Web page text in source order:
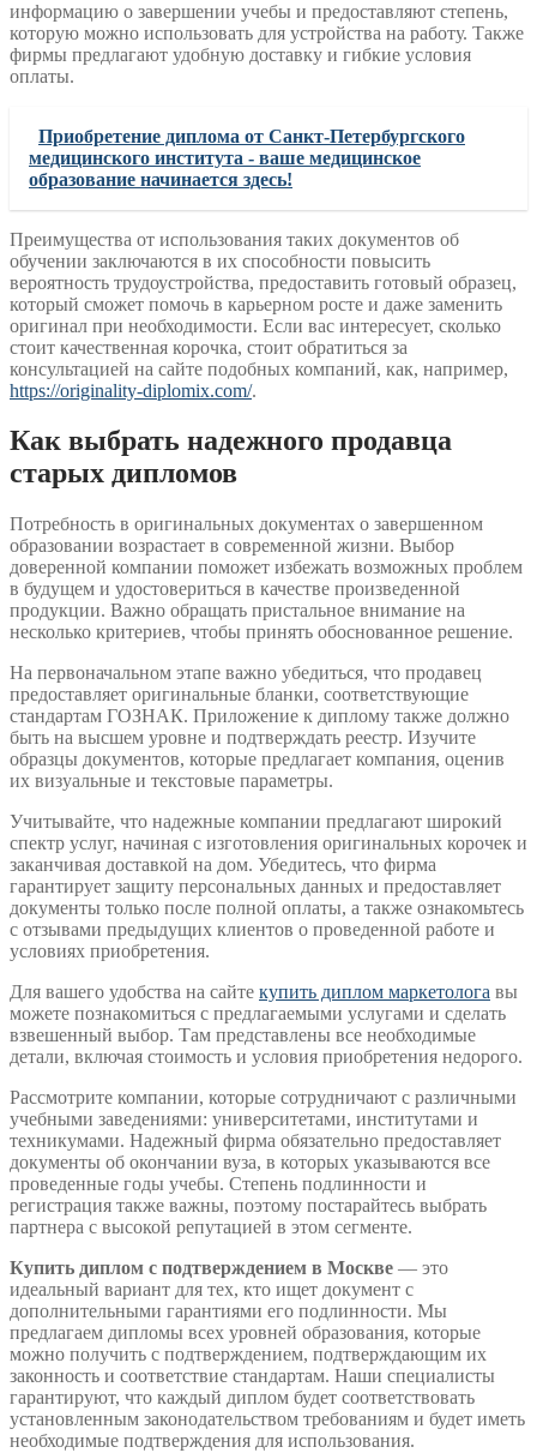
информацию о завершении учебы и предоставляют степень,
которую можно использовать для устройства на работу. Также
фирмы предлагают удобную доставку и гибкие условия
оплаты.
Приобретение диплома от Санкт-Петербургского
медицинского института - ваше медицинское
образование начинается здесь!
Преимущества от использования таких документов об
обучении заключаются в их способности повысить
вероятность трудоустройства, предоставить готовый образец,
который сможет помочь в карьерном росте и даже заменить
оригинал при необходимости. Если вас интересует, сколько
стоит качественная корочка, стоит обратиться за
консультацией на сайте подобных компаний, как, например,
https://originality-diplomix.com/.
Как выбрать надежного продавца
старых дипломов
Потребность в оригинальных документах о завершенном
образовании возрастает в современной жизни. Выбор
доверенной компании поможет избежать возможных проблем
в будущем и удостовериться в качестве произведенной
продукции. Важно обращать пристальное внимание на
несколько критериев, чтобы принять обоснованное решение.
На первоначальном этапе важно убедиться, что продавец
предоставляет оригинальные бланки, соответствующие
стандартам ГОЗНАК. Приложение к диплому также должно
быть на высшем уровне и подтверждать реестр. Изучите
образцы документов, которые предлагает компания, оценив
их визуальные и текстовые параметры.
Учитывайте, что надежные компании предлагают широкий
спектр услуг, начиная с изготовления оригинальных корочек и
заканчивая доставкой на дом. Убедитесь, что фирма
гарантирует защиту персональных данных и предоставляет
документы только после полной оплаты, а также ознакомьтесь
с отзывами предыдущих клиентов о проведенной работе и
условиях приобретения.
Для вашего удобства на сайте купить диплом маркетолога вы
можете познакомиться с предлагаемыми услугами и сделать
взвешенный выбор. Там представлены все необходимые
детали, включая стоимость и условия приобретения недорого.
Рассмотрите компании, которые сотрудничают с различными
учебными заведениями: университетами, институтами и
техникумами. Надежный фирма обязательно предоставляет
документы об окончании вуза, в которых указываются все
проведенные годы учебы. Степень подлинности и
регистрация также важны, поэтому постарайтесь выбрать
партнера с высокой репутацией в этом сегменте.
Купить диплом с подтверждением в Москве — это
идеальный вариант для тех, кто ищет документ с
дополнительными гарантиями его подлинности. Мы
предлагаем дипломы всех уровней образования, которые
можно получить с подтверждением, подтверждающим их
законность и соответствие стандартам. Наши специалисты
гарантируют, что каждый диплом будет соответствовать
установленным законодательством требованиям и будет иметь
необходимые подтверждения для использования.